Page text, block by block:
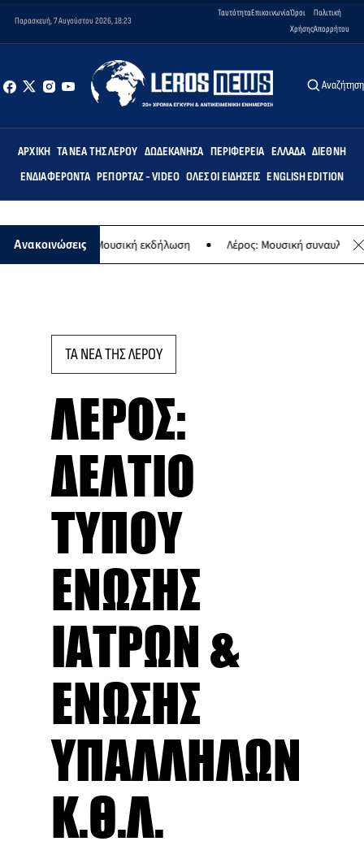
Παρασκευή, 7 Αυγούστου 2026, 18:23
ΤαυτότηταΕπικοινωνίαΌροι
Χρήσης
Πολιτική
Απορρήτου
Αναζήτηση
ΑΡΧΙΚΉ ΤΑ ΝΈΑ ΤΗΣ ΛΈΡΟΥ ΔΩΔΕΚΆΝΗΣΑ ΠΕΡΙΦΈΡΕΙΑ ΕΛΛΆΔΑ ΔΙΕΘΝΉ
ΕΝΔΙΑΦΈΡΟΝΤΑ ΡΕΠΟΡΤΆΖ - VIDEO ΌΛΕΣ ΟΙ ΕΙΔΉΣΕΙΣ ENGLISH EDITION
Ανακοινώσεις
Παναγίας - Μουσική εκδήλωση Λέρος: Μουσική συναυλία των
ΤΑ ΝΕΑ ΤΗΣ ΛΕΡΟΥ
ΛΕΡΟΣ:
ΔΕΛΤΙΟ
ΤΥΠΟΥ
ΕΝΩΣΗΣ
ΙΑΤΡΩΝ &
ΕΝΩΣΗΣ
ΥΠΑΛΛΗΛΩΝ
Κ.Θ.Λ.